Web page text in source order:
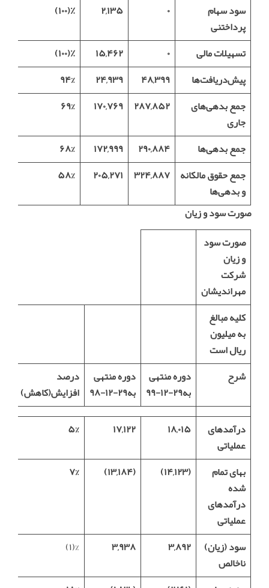
سود سهام
پرداختنی
۰ ۲,۱۳۵ ٪(۱۰۰)
تسهیلات مالی ۰ ۱۵,۴۶۲
٪(۱۰۰)
پیش‌دریافت‌ها
۴۸,۳۹۹ ۲۴,۹۳۹
۹۴%
جمع بدهی‌های
جاری
۲۸۷,۸۵۲ ۱۷۰,۷۶۹ ۶۹%
جمع بدهی‌ها ۲۹۰,۸۸۴ ۱۷۲,۹۹۹
۶۸%
جمع حقوق مالکانه
و بدهی‌ها
۳۲۴,۸۸۷ ۲۰۵,۲۷۱
۵۸%
صورت سود و زیان
صورت سود
و زیان
شرکت
مهراندیشان
کلیه مبالغ
به میلیون
ریال است
شرح
دوره منتهی
به۲۹-۱۲-۹۹
دوره منتهی
به۲۹-۱۲-۹۸
درصد
افزایش(کاهش)
درآمدهای
عملیاتی
۱۸,۰۱۵ ۱۷,۱۲۲ ۵%
بهاى تمام
شده
درآمدهای
عملیاتی
(۱۴,۱۲۳) (۱۳,۱۸۴) ۷%
سود (زیان)
ناخالص
۳,۸۹۲ ۳,۹۳۸ %(۱)